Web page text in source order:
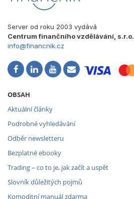
Server od roku 2003 vydává
Centrum finančního vzdělávání, s.r.o.
info@financnik.cz
OBSAH
Aktuální články
Podrobné vyhledávání
Odběr newsletteru
Bezplatné ebooky
Trading – co to je, jak začít a uspět
Slovník důležitých pojmů
Komoditní manuál zdarma